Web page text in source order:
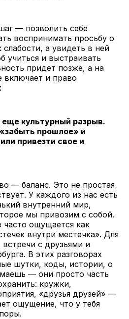
— позволить себе
воспринимать просьбу о
а увидеть в ней
учиться и выстраивать
придет позже, а на
включает и право
культурный разрыв.
прошлое» и
привезти свое и
— баланс. Это не простая
У каждого из нас есть
внутренний мир,
мы привозим с собой.
часто ощущается как
внутри местечка». Для
с друзьями и
В этих разговорах
шутки, коды, истории, о
— они просто часть
кружки,
«друзья друзей» —
ощущение, что у тебя